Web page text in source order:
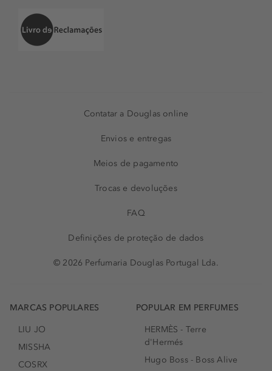
Contatar a Douglas online
Envios e entregas
Meios de pagamento
Trocas e devoluções
FAQ
Definições de proteção de dados
© 2026 Perfumaria Douglas Portugal Lda.
MARCAS POPULARES
LIU JO
MISSHA
COSRX
POPULAR EM PERFUMES
HERMÈS - Terre
d'Hermés
Hugo Boss - Boss Alive